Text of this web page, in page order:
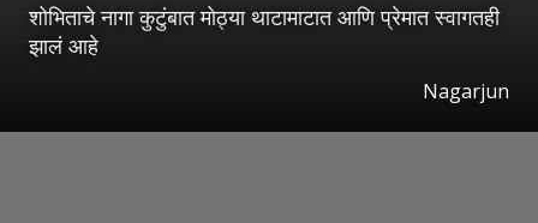
शोभिताचे नागा कुटुंबात मोठ्या थाटामाटात आणि प्रेमात स्वागतही
झालं आहे
Nagarjun